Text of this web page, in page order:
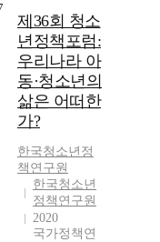
제36회 청소
년정책포럼:
우리나라 아
동·청소년의
삶은 어떠한
가?
한국청소년정
책연구원
한국청소년
정책연구원
2020
국가정책연